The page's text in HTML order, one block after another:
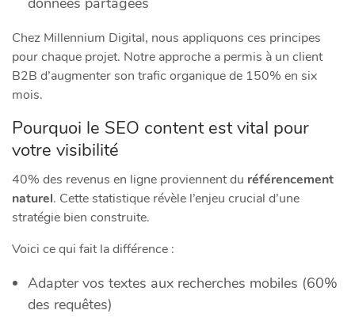
Chez Millennium Digital, nous appliquons ces principes
pour chaque projet. Notre approche a permis à un client
B2B d’augmenter son trafic organique de 150% en six
mois.
Pourquoi le SEO content est vital pour
votre visibilité
40% des revenus en ligne proviennent du référencement
naturel. Cette statistique révèle l’enjeu crucial d’une
stratégie bien construite.
Voici ce qui fait la différence :
Adapter vos textes aux recherches mobiles (60%
des requêtes)